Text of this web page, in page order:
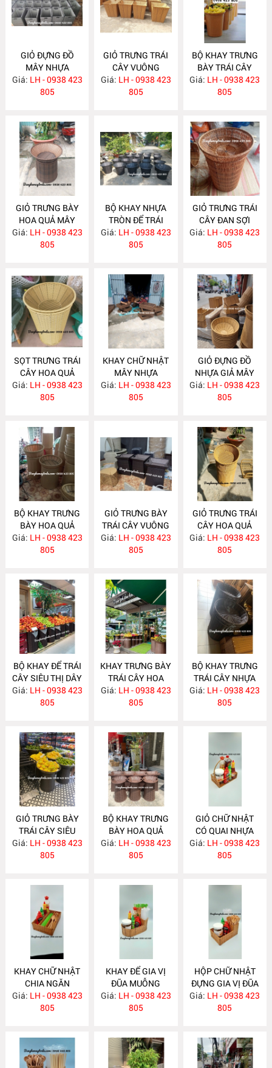
GIỎ ĐỰNG ĐỒ
MÂY NHỰA
NH405
Giá: LH - 0938 423
805
GIỎ TRƯNG TRÁI
CÂY VUÔNG
NH400
Giá: LH - 0938 423
805
BỘ KHAY TRƯNG
BÀY TRÁI CÂY
HOA QUẢ NH399
Giá: LH - 0938 423
805
GIỎ TRƯNG BÀY
HOA QUẢ MÂY
NHỰA NH398
Giá: LH - 0938 423
805
BỘ KHAY NHỰA
TRÒN ĐỂ TRÁI
CÂY SIÊU THỊ
MÂY NHỰA
Giá: LH - 0938 423
805
GIỎ TRƯNG TRÁI
CÂY ĐAN SỢI
NHỰA TRÒN
NH396
Giá: LH - 0938 423
805
SỌT TRƯNG TRÁI
CÂY HOA QUẢ
CHO SIÊU THỊ
NH395
Giá: LH - 0938 423
805
KHAY CHỮ NHẬT
MÂY NHỰA
NH386
Giá: LH - 0938 423
805
GIỎ ĐỰNG ĐỒ
NHỰA GIẢ MÂY
NH385
Giá: LH - 0938 423
805
BỘ KHAY TRƯNG
BÀY HOA QUẢ
SIÊU THỊ NH384
Giá: LH - 0938 423
805
GIỎ TRƯNG BÀY
TRÁI CÂY VUÔNG
NH383
Giá: LH - 0938 423
805
GIỎ TRƯNG TRÁI
CÂY HOA QUẢ
NH349
Giá: LH - 0938 423
805
BỘ KHAY ĐỂ TRÁI
CÂY SIÊU THỊ DÂY
TRÒN NH348
Giá: LH - 0938 423
805
KHAY TRƯNG BÀY
TRÁI CÂY HOA
QUẢ SIÊU THỊ
NH347
Giá: LH - 0938 423
805
BỘ KHAY TRƯNG
TRÁI CÂY NHỰA
GIẢ MÂY NH324
Giá: LH - 0938 423
805
GIỎ TRƯNG BÀY
TRÁI CÂY SIÊU
THỊ MÂY NHỰA
NH323
Giá: LH - 0938 423
805
BỘ KHAY TRƯNG
BÀY HOA QUẢ
SIÊU THỊ NH322
Giá: LH - 0938 423
805
GIỎ CHỮ NHẬT
CÓ QUAI NHỰA
GIẢ MÂY NH320
Giá: LH - 0938 423
805
KHAY CHỮ NHẬT
CHIA NGĂN
NH319
Giá: LH - 0938 423
805
KHAY ĐỂ GIA VỊ
ĐŨA MUỖNG
NHỰA GIẢ MÂY
NH317
Giá: LH - 0938 423
805
HỘP CHỮ NHẬT
ĐỰNG GIA VỊ ĐŨA
MUỖNG NH316
Giá: LH - 0938 423
805